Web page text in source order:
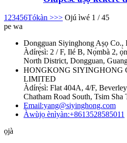
1 23456Tókàn >>> Ojú ìwé 1 / 45
pe wa
Dongguan Siyinghong Aṣọ Co.,
Àdírẹ́sì: 2 / F, Ilé B, Nọ́mbà 2,
North District, Dongguan,
HONGKONG SIYINGHONG
LIMITED
Àdírẹ́sì: Flat 404A, 4/F,
Chatham Road South, Tsim
Email:yang@siyinghong.com
Àwùjọ ènìyàn:+8613528585011
ọjà